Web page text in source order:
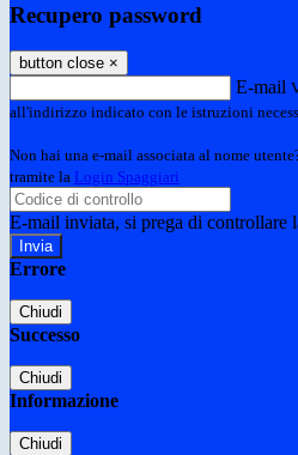
Recupero password
button close ×
E-mail
all'indirizzo indicato con le istruzioni
Non hai una e-mail associata al nome
tramite la Login Spaggiari
E-mail inviata, si prega di controllare
Errore
Chiudi
Successo
Chiudi
Informazione
Chiudi